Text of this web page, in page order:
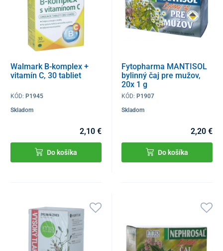
Walmark B-komplex +
vitamín C, 30 tabliet
KÓD: P1945
Skladom
2,10 €
Do košíka
Fytopharma MANTISOL
bylinný čaj pre mužov,
20x 1 g
KÓD: P1907
Skladom
2,20 €
Do košíka